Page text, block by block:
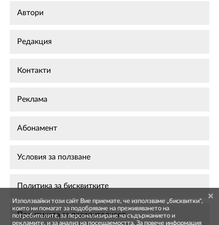
Автори
Редакция
Контакти
Реклама
Абонамент
Условия за ползване
Политика за бисквитките
Политиката за поверителност
Използвайки този сайт Вие приемате, че използваме „бисквитки",
които ни помагат за подобряване на преживяването на
потребителите, за персонализиране на съдържанието и
рекламите, и за анализ на посещаемостта. За повече информация